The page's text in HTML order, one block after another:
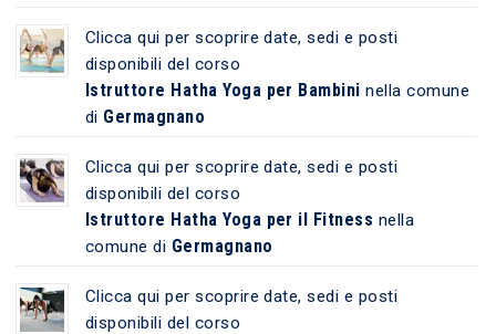
Clicca qui per scoprire date, sedi e posti
disponibili del corso
Istruttore Hatha Yoga per Bambini nella comune
di Germagnano
Clicca qui per scoprire date, sedi e posti
disponibili del corso
Istruttore Hatha Yoga per il Fitness nella
comune di Germagnano
Clicca qui per scoprire date, sedi e posti
disponibili del corso